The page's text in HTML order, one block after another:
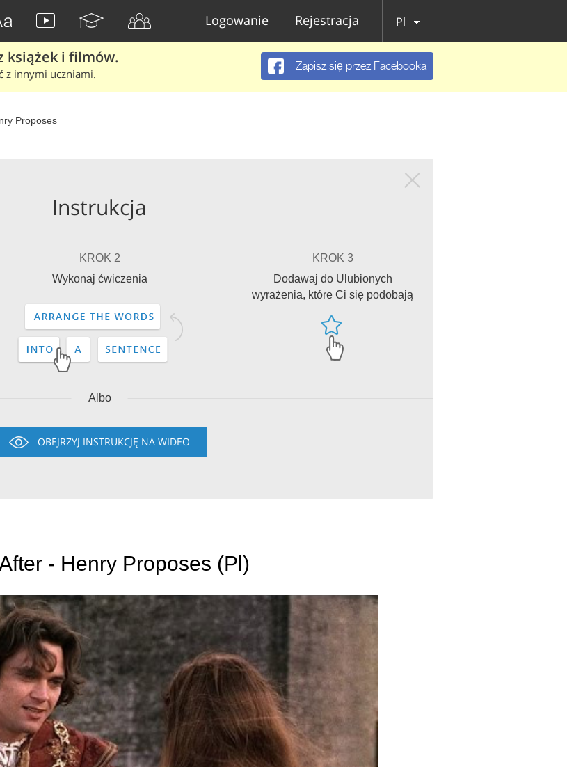
Logowanie Rejestracja Pl
książek i filmów.
z innymi uczniami.
Zapisz się przez Facebooka
Proposes
Instrukcja
KROK 2
Wykonaj ćwiczenia
KROK 3
Dodawaj do Ulubionych
wyrażenia, które Ci się podobają
Albo
OBEJRZYJ INSTRUKCJĘ NA WIDEO
- Henry Proposes (Pl)